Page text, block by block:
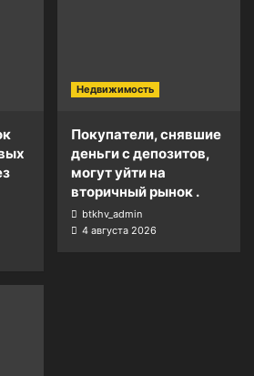
Недвижимость
Покупатели, снявшие
деньги с депозитов,
могут уйти на
вторичный рынок .
btkhv_admin
4 августа 2026